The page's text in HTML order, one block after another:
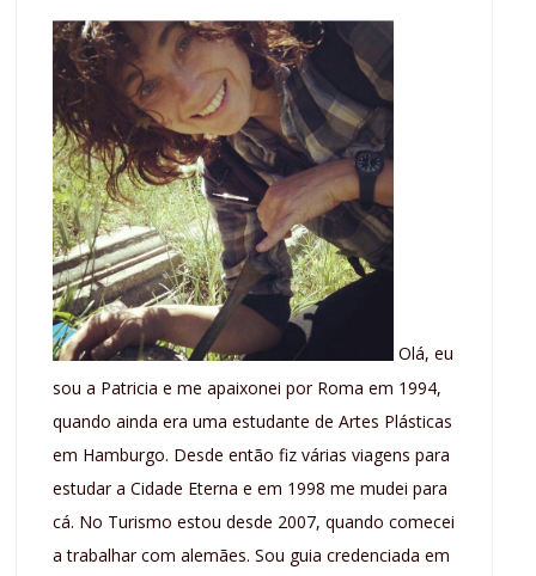
Olá, eu
sou a Patricia e me apaixonei por Roma em 1994,
quando ainda era uma estudante de Artes Plásticas
em Hamburgo. Desde então fiz várias viagens para
estudar a Cidade Eterna e em 1998 me mudei para
cá. No Turismo estou desde 2007, quando comecei
a trabalhar com alemães. Sou guia credenciada em